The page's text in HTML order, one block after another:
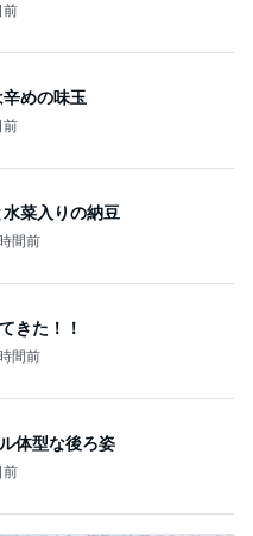
前
めの味玉
前
菜入りの納豆
間前
きた！！
間前
体型な後ろ姿
前